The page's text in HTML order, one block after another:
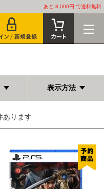
あと 8,000円 で送料無料
表示方法
あります